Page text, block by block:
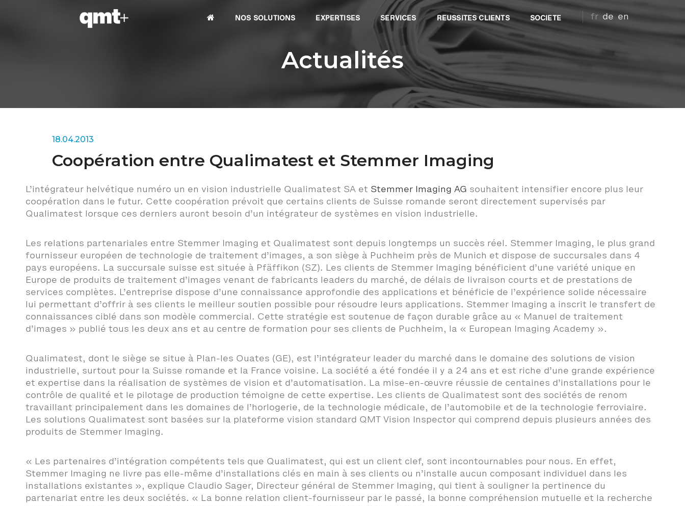
NOS SOLUTIONS EXPERTISES SERVICES REUSSITES CLIENTS SOCIETE fr de en
Actualités
18.04.2013
Coopération entre Qualimatest et Stemmer Imaging
L’intégrateur helvétique numéro un en vision industrielle Qualimatest SA et Stemmer Imaging AG souhaitent intensifier encore plus leur
coopération dans le futur. Cette coopération prévoit que certains clients de Suisse romande seront directement supervisés par
Qualimatest lorsque ces derniers auront besoin d’un intégrateur de systèmes en vision industrielle.
Les relations partenariales entre Stemmer Imaging et Qualimatest sont depuis longtemps un succès réel. Stemmer Imaging, le plus grand
fournisseur européen de technologie de traitement d’images, a son siège à Puchheim près de Munich et dispose de succursales dans 4
pays européens. La succursale suisse est située à Pfäffikon (SZ). Les clients de Stemmer Imaging bénéficient d’une variété unique en
Europe de produits de traitement d’images venant de fabricants leaders du marché, de délais de livraison courts et de prestations de
services complètes. L’entreprise dispose d’une connaissance approfondie des applications et bénéficie de l’expérience solide nécessaire
lui permettant d’offrir à ses clients le meilleur soutien possible pour résoudre leurs applications. Stemmer Imaging a inscrit le transfert de
connaissances ciblé dans son modèle commercial. Cette stratégie est soutenue de façon durable grâce au « Manuel de traitement
d’images » publié tous les deux ans et au centre de formation pour ses clients de Puchheim, la « European Imaging Academy ».
Qualimatest, dont le siège se situe à Plan-les Ouates (GE), est l’intégrateur leader du marché dans le domaine des solutions de vision
industrielle, surtout pour la Suisse romande et la France voisine. La société a été fondée il y a 24 ans et est riche d’une grande expérience
et expertise dans la réalisation de systèmes de vision et d’automatisation. La mise-en-œuvre réussie de centaines d’installations pour le
contrôle de qualité et le pilotage de production témoigne de cette expertise. Les clients de Qualimatest sont des sociétés de renom
travaillant principalement dans les domaines de l’horlogerie, de la technologie médicale, de l’automobile et de la technologie ferroviaire.
Les solutions Qualimatest sont basées sur la plateforme vision standard QMT Vision Inspector qui comprend depuis plusieurs années des
produits de Stemmer Imaging.
« Les partenaires d’intégration compétents tels que Qualimatest, qui est un client clef, sont incontournables pour nous. En effet,
Stemmer Imaging ne livre pas elle-même d’installations clés en main à ses clients ou n’installe aucun composant individuel dans les
installations existantes », explique Claudio Sager, Directeur général de Stemmer Imaging, qui tient à souligner la pertinence du
partenariat entre les deux sociétés. « La bonne relation client-fournisseur par le passé, la bonne compréhension mutuelle et la recherche